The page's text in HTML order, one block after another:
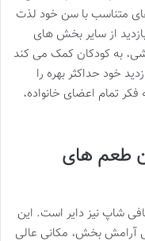
های متناسب با سن خود لذت
بازدید از سایر بخش های
به کودکان کمک می کند
خود حداکثر بهره را
تمام اعضای خانواده،
طعم های
شاپ نیز دایر است. این
آرامش بخش، مکانی عالی